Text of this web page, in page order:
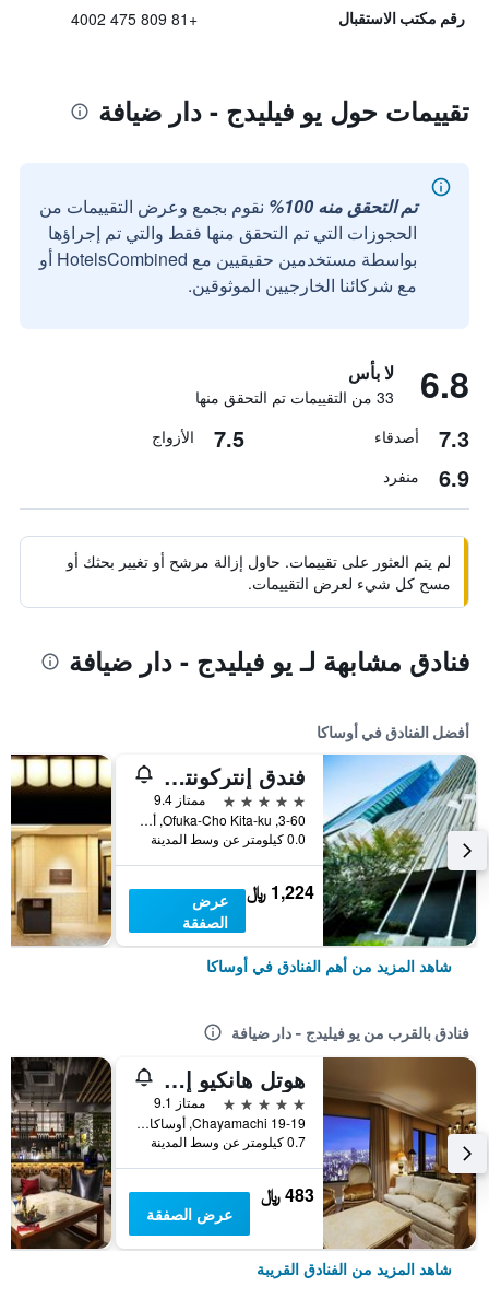
رقم مكتب الاستقبال +81 809 475 4002
تقييمات حول يو فيليدج - دار ضيافة
تم التحقق منه 100%
نقوم بجمع وعرض التقييمات من
الحجوزات التي تم التحقق منها فقط والتي تم إجراؤها
بواسطة مستخدمين حقيقيين مع HotelsCombined أو
مع شركائنا الخارجيين الموثوقين.
6.8 لا بأس
33 من التقييمات تم التحقق منها
7.3 أصدقاء 7.5 الأزواج
6.9 منفرد
لم يتم العثور على تقييمات. حاول إزالة مرشح أو تغيير بحثك أو
مسح كل شيء لعرض التقييمات.
فنادق مشابهة لـ يو فيليدج - دار ضيافة
أفضل الفنادق في أوساكا
فندق إنتركونتيننتال أوساكا
5 نجوم
ممتاز 9.4
3-60, Ofuka-Cho Kita-ku, أوساكا, اليابان
0.0 كيلومتر عن وسط المدينة
1,224 ﷼
عرض
الصفقة
شاهد المزيد من أهم الفنادق في أوساكا
فنادق بالقرب من يو فيليدج - دار ضيافة
هوتل هانكيو إنترناشونال
5 نجوم
ممتاز 9.1
19-19 Chayamachi, أوساكا, اليابان
0.7 كيلومتر عن وسط المدينة
483 ﷼
عرض الصفقة
شاهد المزيد من الفنادق القريبة